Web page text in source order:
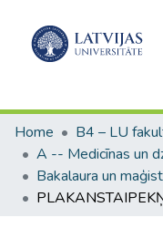
Home